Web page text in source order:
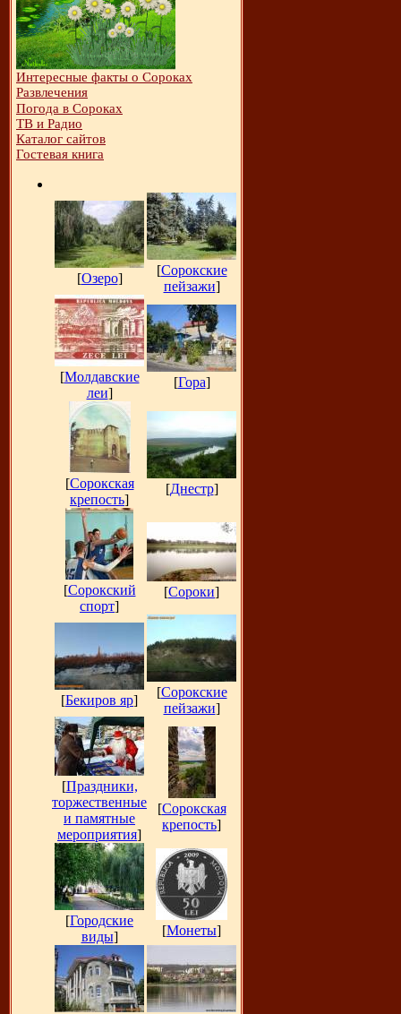
Интересные факты о Сороках
Развлечения
Погода в Сороках
ТВ и Радио
Каталог сайтов
Гостевая книга
[Озеро]
[Сорокские
пейзажи]
[Молдавские
леи]
[Гора]
[Сорокская
крепость]
[Днестр]
[Сорокский
спорт]
[Сороки]
[Бекиров яр]
[Сорокские
пейзажи]
[Праздники,
торжественные
и памятные
мероприятия]
[Сорокская
крепость]
[Городские
виды] [Монеты]